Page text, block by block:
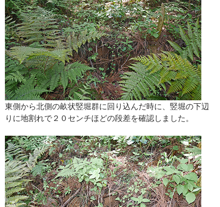
東側から北側の畝状竪堀群に回り込んだ時に、竪堀の下辺
りに地割れで２０センチほどの段差を確認しました。